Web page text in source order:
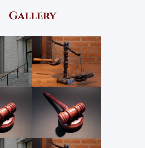
Gallery